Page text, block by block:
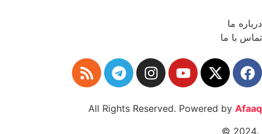
درباره ما
تماس با ما
All Rights Reserved. Powered by Afaaq
.2024 ©